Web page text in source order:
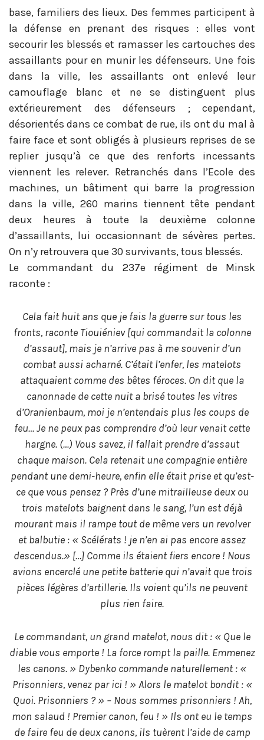
base, familiers des lieux. Des femmes participent à
la défense en prenant des risques : elles vont
secourir les blessés et ramasser les cartouches des
assaillants pour en munir les défenseurs. Une fois
dans la ville, les assaillants ont enlevé leur
camouflage blanc et ne se distinguent plus
extérieurement des défenseurs ; cependant,
désorientés dans ce combat de rue, ils ont du mal à
faire face et sont obligés à plusieurs reprises de se
replier jusqu’à ce que des renforts incessants
viennent les relever. Retranchés dans l’Ecole des
machines, un bâtiment qui barre la progression
dans la ville, 260 marins tiennent tête pendant
deux heures à toute la deuxième colonne
d’assaillants, lui occasionnant de sévères pertes.
On n’y retrouvera que 30 survivants, tous blessés.
Le commandant du 237e régiment de Minsk
raconte :
Cela fait huit ans que je fais la guerre sur tous les
fronts, raconte Tiouiéniev [qui commandait la colonne
d’assaut], mais je n’arrive pas à me souvenir d’un
combat aussi acharné. C’était l’enfer, les matelots
attaquaient comme des bêtes féroces. On dit que la
canonnade de cette nuit a brisé toutes les vitres
d’Oranienbaum, moi je n’entendais plus les coups de
feu… Je ne peux pas comprendre d’où leur venait cette
hargne. (…) Vous savez, il fallait prendre d’assaut
chaque maison. Cela retenait une compagnie entière
pendant une demi-heure, enfin elle était prise et qu’est-
ce que vous pensez ? Près d’une mitrailleuse deux ou
trois matelots baignent dans le sang, l’un est déjà
mourant mais il rampe tout de même vers un revolver
et balbutie : « Scélérats ! je n’en ai pas encore assez
descendus.» […] Comme ils étaient fiers encore ! Nous
avions encerclé une petite batterie qui n’avait que trois
pièces légères d’artillerie. Ils voient qu’ils ne peuvent
plus rien faire.
Le commandant, un grand matelot, nous dit : « Que le
diable vous emporte ! La force rompt la paille. Emmenez
les canons. » Dybenko commande naturellement : «
Prisonniers, venez par ici ! » Alors le matelot bondit : «
Quoi. Prisonniers ? » – Nous sommes prisonniers ! Ah,
mon salaud ! Premier canon, feu ! » Ils ont eu le temps
de faire feu de deux canons, ils tuèrent l’aide de camp